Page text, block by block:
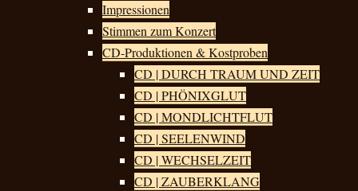
Impressionen
Stimmen zum Konzert
CD-Produktionen & Kostproben
CD | DURCH TRAUM UND ZEIT
CD | PHÖNIXGLUT
CD | MONDLICHTFLUT
CD | SEELENWIND
CD | WECHSELZEIT
CD | ZAUBERKLANG